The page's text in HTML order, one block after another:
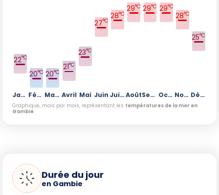
Janvier
22°C
Février
20°C
Mars
20°C
Avril
21°C
Mai
23°C
Juin
27°C
Juillet
28°C
Août
29°C
Septembre
29°C
Octobre
29°C
Novembre
28°C
Décembre
25°C
Graphique, mois par mois, représentant les températures de la mer en
Gambie.
Durée du jour
en Gambie